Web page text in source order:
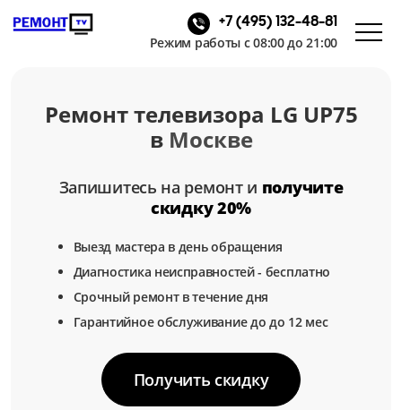
+7 (495) 132-48-81
Режим работы с 08:00 до 21:00
Ремонт телевизора LG UP75
в Москве
Запишитесь на ремонт и получите
скидку 20%
Выезд мастера в день обращения
Диагностика неисправностей - бесплатно
Срочный ремонт в течение дня
Гарантийное обслуживание до до 12 мес
Получить скидку